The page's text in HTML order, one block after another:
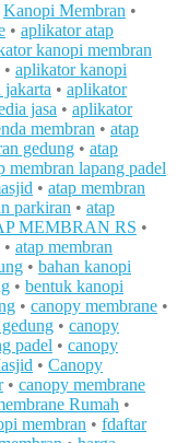
Kanopi Membran •
• aplikator atap
kanopi membran
• aplikator kanopi
• aplikator
jasa • aplikator
membran • atap
gedung • atap
membran lapang padel
• atap membran
parkiran • atap
MEMBRAN RS •
• atap membran
• bahan kanopi
• bentuk kanopi
• canopy membrane •
• canopy
padel • canopy
• Canopy
• canopy membrane
Rumah •
membran • fdaftar